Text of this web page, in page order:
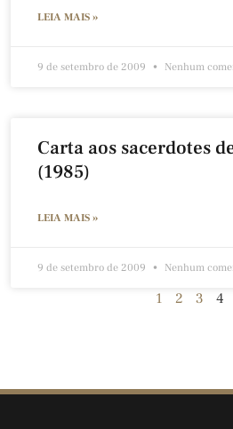
LEIA MAIS »
9 de setembro de 2009 Nenhum
Carta aos sacerdotes
(1985)
LEIA MAIS »
9 de setembro de 2009 Nenhum
1 2 3 4